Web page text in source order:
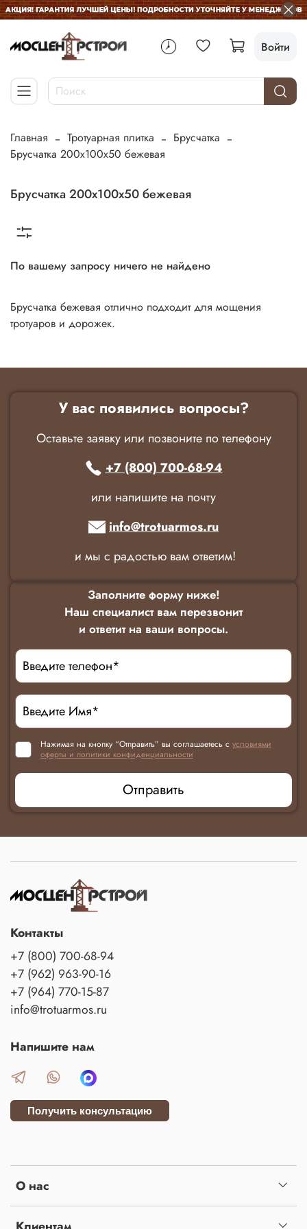
Войти
Главная Тротуарная плитка
Брусчатка
Брусчатка 200х100х50 бежевая
Брусчатка 200х100х50 бежевая
По вашему запросу ничего не найдено
Брусчатка бежевая отлично подходит для мощения
тротуаров и дорожек.
У вас появились вопросы?
Оставьте заявку или позвоните по телефону
+7 (800) 700-68-94
или напишите на почту
info@trotuarmos.ru
и мы с радостью вам ответим!
Заполните форму ниже!
Наш специалист вам перезвонит
и ответит на ваши вопросы.
Нажимая на кнопку “Отправить” вы соглашаетесь с условиями
оферты и политики конфиденциальности
Отправить
О нас
Контакты
+7 (800) 700-68-94
+7 (962) 963-90-16
+7 (964) 770-15-87
info@trotuarmos.ru
Напишите нам
Получить консультацию